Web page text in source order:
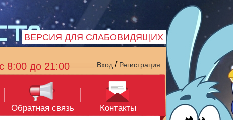
ВЕРСИЯ ДЛЯ СЛАБОВИДЯЩИХ
8:00 до 21:00 Вход / Регистрация
Обратная связь Контакты